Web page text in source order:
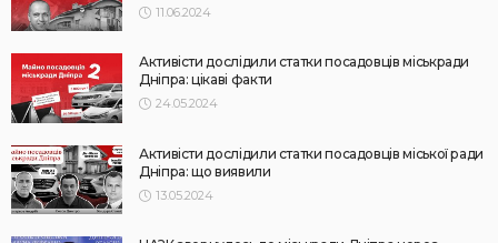
11.06.2024
Активісти дослідили статки посадовців міськради
Дніпра: цікаві факти
24.05.2024
Активісти дослідили статки посадовців міської ради
Дніпра: що виявили
13.05.2024